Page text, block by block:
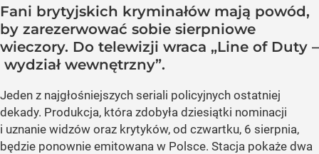
Fani brytyjskich kryminałów mają powód,
by zarezerwować sobie sierpniowe
wieczory. Do telewizji wraca „Line of Duty –
wydział wewnętrzny”.
Jeden z najgłośniejszych seriali policyjnych ostatniej
dekady. Produkcja, która zdobyła dziesiątki nominacji
i uznanie widzów oraz krytyków, od czwartku, 6 sierpnia,
będzie ponownie emitowana w Polsce. Stacja pokaże dwa